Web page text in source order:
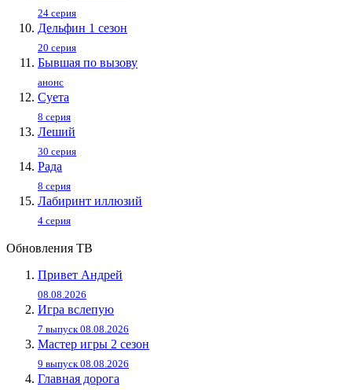
24 серия
Дельфин 1 сезон
20 серия
Бывшая по вызову
анонс
Суета
8 серия
Леший
30 серия
Рада
8 серия
Лабиринт иллюзий
4 серия
Обновления ТВ
Привет Андpей
08.08.2026
Игра вслепую
7 выпуск 08.08.2026
Мастер игры 2 сезон
9 выпуск 08.08.2026
Главная дорога